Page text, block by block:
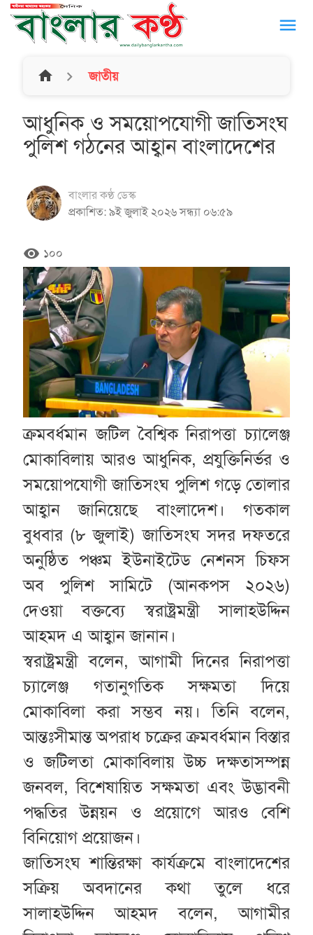
menu
home জাতীয়
আধুনিক ও সময়োপযোগী জাতিসংঘ
পুলিশ গঠনের আহ্বান বাংলাদেশের
বাংলার কণ্ঠ ডেস্ক
প্রকাশিত: ৯ই জুলাই ২০২৬ সন্ধ্যা ০৬:৫৯
remove_red_eye ১০০
ক্রমবর্ধমান জটিল বৈশ্বিক নিরাপত্তা চ্যালেঞ্জ
মোকাবিলায় আরও আধুনিক, প্রযুক্তিনির্ভর ও
সময়োপযোগী জাতিসংঘ পুলিশ গড়ে তোলার
আহ্বান জানিয়েছে বাংলাদেশ। গতকাল
বুধবার (৮ জুলাই) জাতিসংঘ সদর দফতরে
অনুষ্ঠিত পঞ্চম ইউনাইটেড নেশনস চিফস
অব পুলিশ সামিটে (আনকপস ২০২৬)
দেওয়া বক্তব্যে স্বরাষ্ট্রমন্ত্রী সালাহউদ্দিন
আহমদ এ আহ্বান জানান।
স্বরাষ্ট্রমন্ত্রী বলেন, আগামী দিনের নিরাপত্তা
চ্যালেঞ্জ গতানুগতিক সক্ষমতা দিয়ে
মোকাবিলা করা সম্ভব নয়। তিনি বলেন,
আন্তঃসীমান্ত অপরাধ চক্রের ক্রমবর্ধমান বিস্তার
ও জটিলতা মোকাবিলায় উচ্চ দক্ষতাসম্পন্ন
জনবল, বিশেষায়িত সক্ষমতা এবং উদ্ভাবনী
পদ্ধতির উন্নয়ন ও প্রয়োগে আরও বেশি
বিনিয়োগ প্রয়োজন।
জাতিসংঘ শান্তিরক্ষা কার্যক্রমে বাংলাদেশের
সক্রিয় অবদানের কথা তুলে ধরে
সালাহউদ্দিন আহমদ বলেন, আগামীর